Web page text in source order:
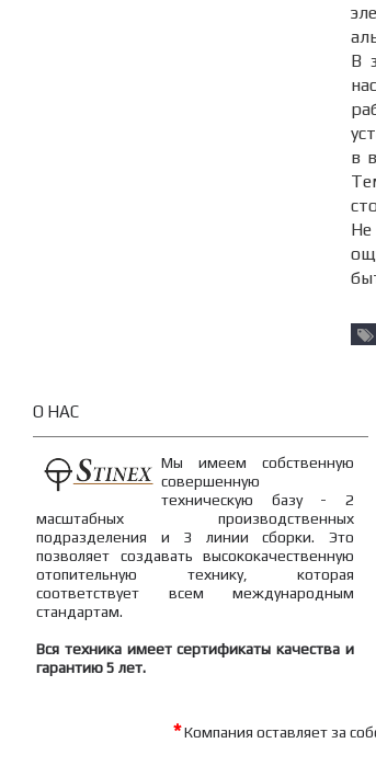
В
в
О НАС
Мы имеем собственную
совершенную
техническую базу - 2
масштабных производственных
подразделения и 3 линии сборки. Это
позволяет создавать высококачественную
отопительную технику, которая
соответствует всем международным
стандартам.
Вся техника имеет сертификаты качества и
гарантию 5 лет.
*Компания оставляет за